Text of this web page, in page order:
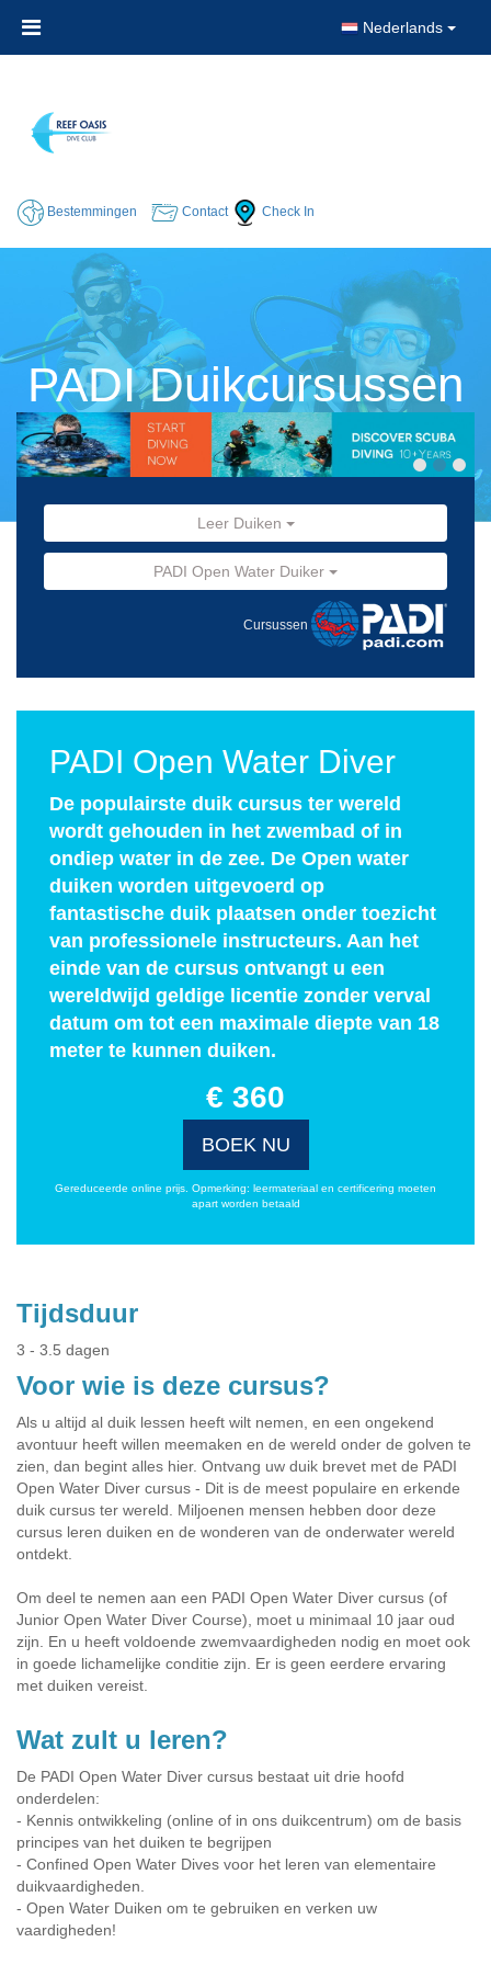
Nederlands
Bestemmingen Contact Check In
PADI Duikcursussen
Leer Duiken
PADI Open Water Duiker
Cursussen
PADI Open Water Diver
De populairste duik cursus ter wereld
wordt gehouden in het zwembad of in
ondiep water in de zee. De Open water
duiken worden uitgevoerd op
fantastische duik plaatsen onder toezicht
van professionele instructeurs. Aan het
einde van de cursus ontvangt u een
wereldwijd geldige licentie zonder verval
datum om tot een maximale diepte van 18
meter te kunnen duiken.
€ 360
BOEK NU
Gereduceerde online prijs. Opmerking: leermateriaal en certificering moeten
apart worden betaald
Tijdsduur
3 - 3.5 dagen
Voor wie is deze cursus?
Als u altijd al duik lessen heeft wilt nemen, en een ongekend
avontuur heeft willen meemaken en de wereld onder de golven te
zien, dan begint alles hier. Ontvang uw duik brevet met de PADI
Open Water Diver cursus - Dit is de meest populaire en erkende
duik cursus ter wereld. Miljoenen mensen hebben door deze
cursus leren duiken en de wonderen van de onderwater wereld
ontdekt.
Om deel te nemen aan een PADI Open Water Diver cursus (of
Junior Open Water Diver Course), moet u minimaal 10 jaar oud
zijn. En u heeft voldoende zwemvaardigheden nodig en moet ook
in goede lichamelijke conditie zijn. Er is geen eerdere ervaring
met duiken vereist.
Wat zult u leren?
De PADI Open Water Diver cursus bestaat uit drie hoofd
onderdelen:
- Kennis ontwikkeling (online of in ons duikcentrum) om de basis
principes van het duiken te begrijpen
- Confined Open Water Dives voor het leren van elementaire
duikvaardigheden.
- Open Water Duiken om te gebruiken en verken uw
vaardigheden!